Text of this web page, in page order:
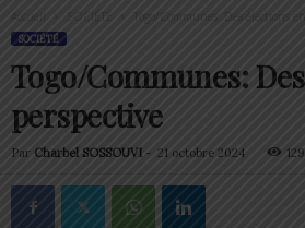
Accueil Togo/Communes: Des élections
SOCIÉTÉ
Togo/Communes:
perspective
Par Charbel SOSSOUVI - 21 octobre 2024 129